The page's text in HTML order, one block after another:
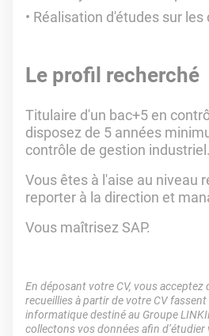
Réalisation d'études sur
Le profil recherché
Titulaire d'un bac+5 en
disposez de 5 années
contrôle de gestion industriel.
Vous êtes à l'aise au niveau
reporter à la direction et
Vous maîtrisez SAP.
En déposant votre CV, vous
recueillies à partir de votre CV fassent
informatique destiné au Groupe
collectons vos données afin